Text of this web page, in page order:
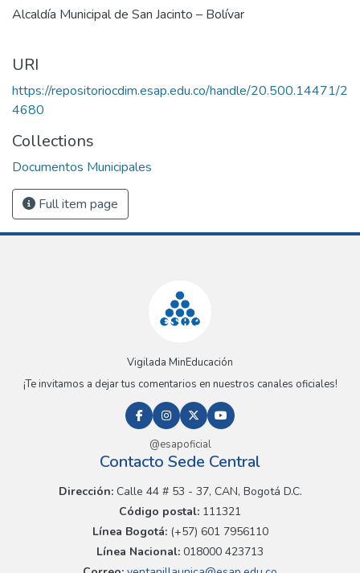
Alcaldía Municipal de San Jacinto – Bolívar
URI
https://repositoriocdim.esap.edu.co/handle/20.500.14471/2
4680
Collections
Documentos Municipales
Full item page
Vigilada MinEducación
¡Te invitamos a dejar tus comentarios en nuestros canales oficiales!
@esapoficial
Contacto Sede Central
Dirección:Calle 44 # 53 - 37, CAN, Bogotá D.C.
Código postal: 111321
Línea Bogotá:(+57) 601 7956110
Línea Nacional: 018000 423713